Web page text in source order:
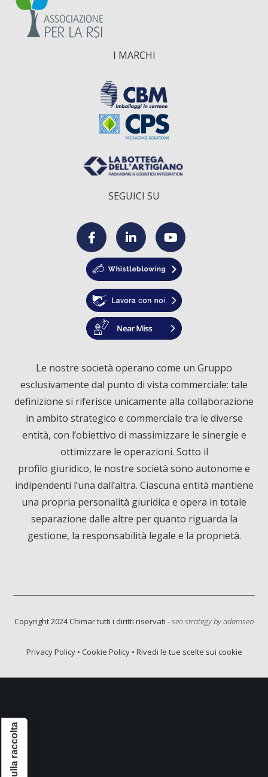
I MARCHI
SEGUICI SU
F
a
c
b
o
L
i
n
e
d
Y
o
u
u
b
e
Le nostre società operano come un Gruppo
esclusivamente dal punto di vista commerciale: tale
definizione si riferisce unicamente alla collaborazione
in ambito strategico e commerciale tra le diverse
entità, con l’obiettivo di massimizzare le sinergie e
ottimizzare le operazioni. Sotto il
profilo giuridico, le nostre società sono autonome e
indipendenti l’una dall’altra. Ciascuna entità mantiene
una propria personalità giuridica e opera in totale
separazione dalle altre per quanto riguarda la
gestione, la responsabilità legale e la proprietà.
Copyright 2024 Chimar tutti i diritti riservati -seo strategy byadamseo
Privacy Policy• Cookie Policy• Rivedi le tue scelte sui cookie